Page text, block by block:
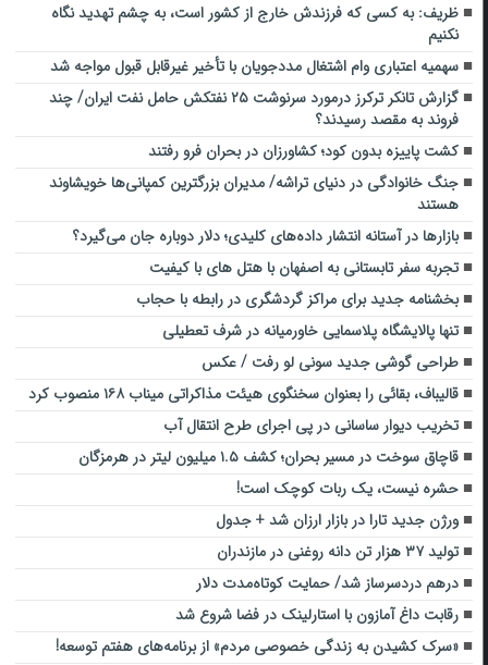
ظریف: به کسی که فرزندش خارج از کشور است، به چشم تهدید نگاه
نکنیم
سهمیه‌ اعتباری وام اشتغال مددجویان با تأخیر غیرقابل قبول مواجه شد
گزارش تانکر ترکرز درمورد سرنوشت ۲۵ نفتکش حامل نفت ایران/ چند
فروند به مقصد رسیدند؟
کشت پاییزه بدون کود؛ کشاورزان در بحران فرو رفتند
جنگ خانوادگی در دنیای تراشه/ مدیران بزرگترین کمپانی‌ها خویشاوند
هستند
بازارها در آستانه انتشار داده‌های کلیدی؛ دلار دوباره جان می‌گیرد؟
تجربه سفر تابستانی به اصفهان با هتل های با کیفیت
بخشنامه جدید برای مراکز گردشگری در رابطه با حجاب
تنها پالایشگاه پلاسمایی خاورمیانه در شرف تعطیلی
طراحی گوشی جدید سونی لو رفت / عکس
قالیباف، بقائی را بعنوان سخنگوی هیئت مذاکراتی میناب ۱۶۸ منصوب کرد
تخریب دیوار ساسانی در پی اجرای طرح انتقال آب
قاچاق سوخت در مسیر بحران؛ کشف ۱.۵ میلیون لیتر در هرمزگان
حشره نیست، یک ربات کوچک است!
ورژن جدید تارا در بازار ارزان شد + جدول
تولید ۳۷ هزار تن دانه روغنی در مازندران
درهم دردسرساز شد/ حمایت کوتاه‌مدت دلار
رقابت داغ آمازون با استارلینک در فضا شروع شد
«سرک کشیدن به زندگی خصوصی مردم» از برنامه‌های هفتم توسعه!